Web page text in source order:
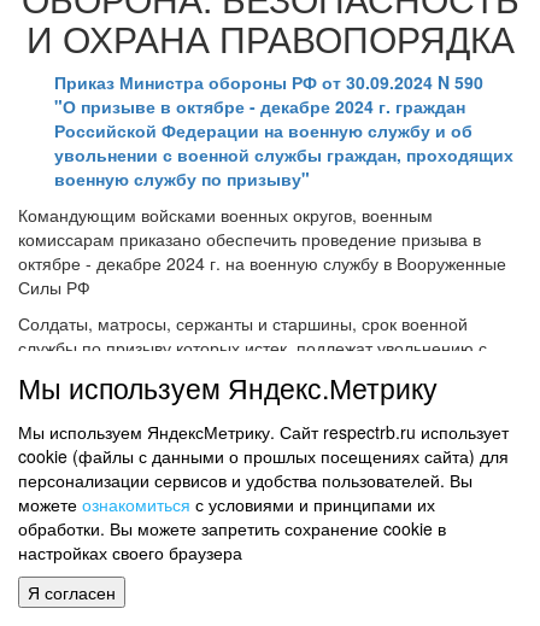
И ОХРАНА ПРАВОПОРЯДКА
Приказ Министра обороны РФ от 30.09.2024 N 590
"О призыве в октябре - декабре 2024 г. граждан
Российской Федерации на военную службу и об
увольнении с военной службы граждан, проходящих
военную службу по призыву"
Командующим войсками военных округов, военным
комиссарам приказано обеспечить проведение призыва в
октябре - декабре 2024 г. на военную службу в Вооруженные
Силы РФ
Солдаты, матросы, сержанты и старшины, срок военной
службы по призыву которых истек, подлежат увольнению с
<Письмо> ФГБУ ВНИИПО МЧС России от 08.05.2024 N
ИГ-117-1036-13-2
"О разъяснении требований нормативных
документов"
Даны разъяснения по вопросу огнестойкости объектов защиты
Сообщается, что согласно положениям п. 6.5.5 СП
2.13130.2020 "Системы противопожарной защиты.
Обеспечение огнестойкости объектов защиты" в зданиях I - III
Мы используем Яндекс.Метрику
Мы используем ЯндексМетрику. Сайт respectrb.ru использует
cookie (файлы с данными о прошлых посещениях сайта) для
персонализации сервисов и удобства пользователей. Вы
можете ознакомиться с условиями и принципами их
обработки. Вы можете запретить сохранение cookie в
настройках своего браузера
Я согласен